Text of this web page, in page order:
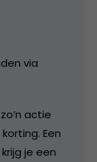
via
actie
Een
je een